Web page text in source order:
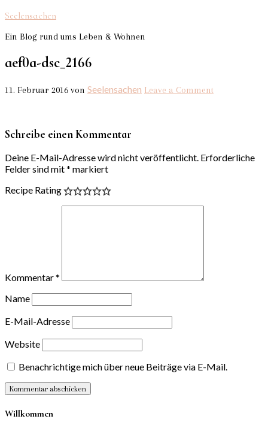
Seelensachen
Ein Blog rund ums Leben & Wohnen
aef0a-dsc_2166
11. Februar 2016 von Seelensachen Leave a Comment
Schreibe einen Kommentar
Deine E-Mail-Adresse wird nicht veröffentlicht. Erforderliche
Felder sind mit* markiert
Recipe Rating
Kommentar*
Name
E-Mail-Adresse
Website
Benachrichtige mich über neue Beiträge via E-Mail.
Willkommen